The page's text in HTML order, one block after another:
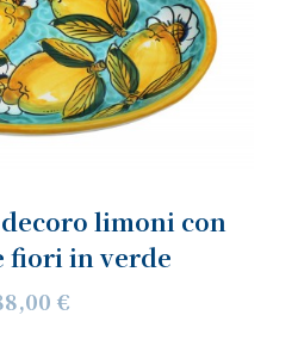
limoni con
fiori in verde
€